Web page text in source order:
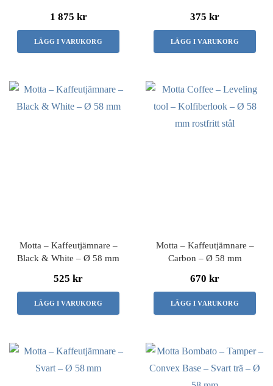
1 875 kr
LÄGG I VARUKORG
375 kr
LÄGG I VARUKORG
Motta – Kaffeutjämnare –
Black & White – Ø 58 mm
525 kr
LÄGG I VARUKORG
Motta – Kaffeutjämnare –
Carbon – Ø 58 mm
670 kr
LÄGG I VARUKORG